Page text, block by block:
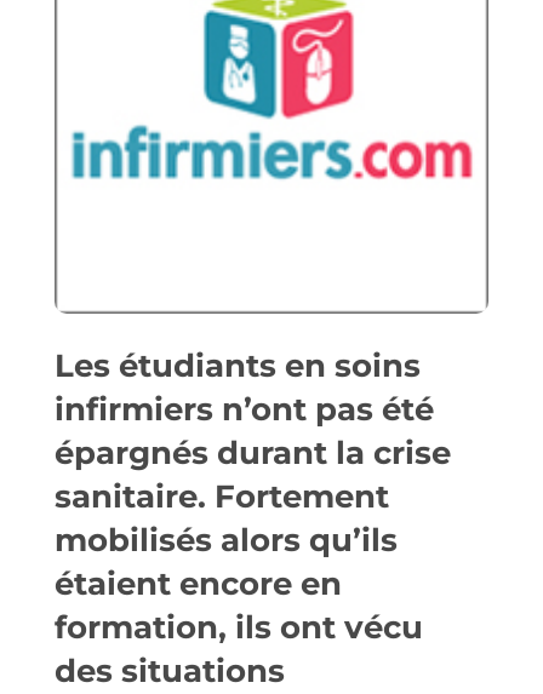
Les étudiants en soins
infirmiers n’ont pas été
épargnés durant la crise
sanitaire. Fortement
mobilisés alors qu’ils
étaient encore en
formation, ils ont vécu
des situations